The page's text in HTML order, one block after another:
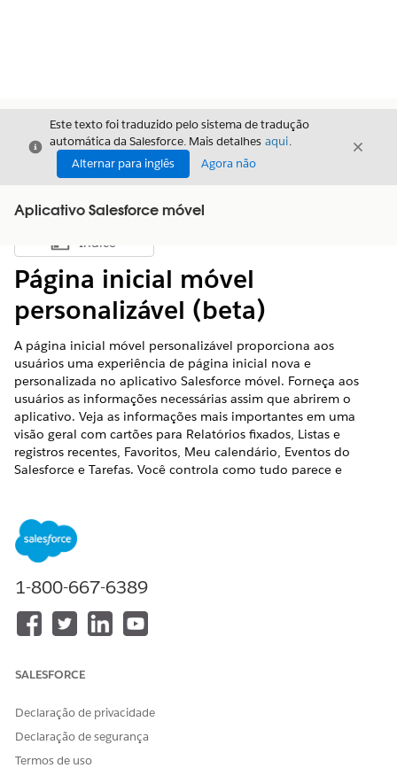
Fechar
Este texto foi traduzido pelo sistema de tradução
automática da Salesforce. Mais detalhes aqui.
Alternar para inglês
Agora não
Fechar
Aplicativo Salesforce móvel
Mostrar índice
Índice
Página inicial móvel
personalizável (beta)
A página inicial móvel personalizável proporciona aos
usuários uma experiência de página inicial nova e
personalizada no aplicativo Salesforce móvel. Forneça aos
usuários as informações necessárias assim que abrirem o
aplicativo. Veja as informações mais importantes em uma
visão geral com cartões para Relatórios fixados, Listas e
registros recentes, Favoritos, Meu calendário, Eventos do
Salesforce e Tarefas. Você controla como tudo parece e
personalizar suas próprias experiências móveis.
IMPORTANTE
A página inicial móvel personalizável é um serviço beta
Salesforce.com
Diretório de termos de produto
fica a critério exclusivo do Cliente.
1-800-667-6389
SALESFORCE
Declaração de privacidade
Declaração de segurança
Termos de uso